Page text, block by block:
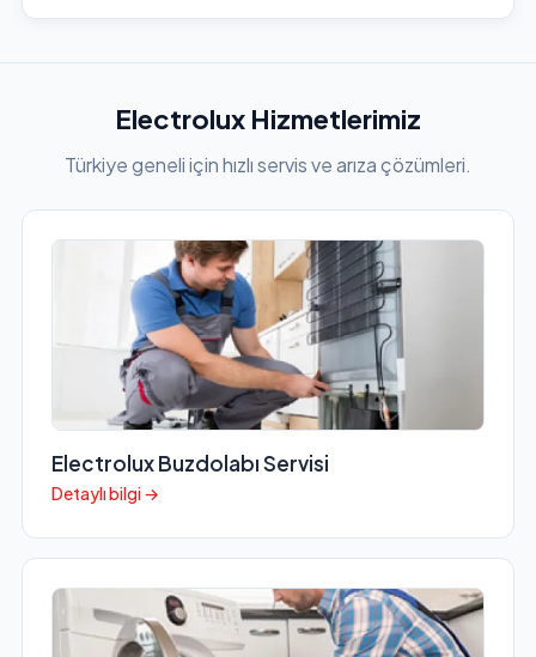
Electrolux Hizmetlerimiz
Türkiye geneli için hızlı servis ve arıza çözümleri.
Electrolux Buzdolabı Servisi
Detaylı bilgi →